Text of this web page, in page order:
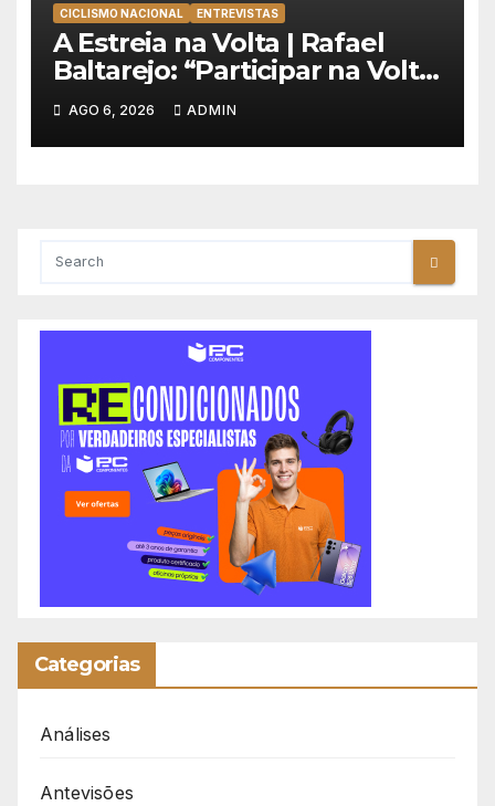
CICLISMO NACIONAL ENTREVISTAS
A Estreia na Volta | Rafael
Baltarejo: “Participar na Volta
a Portugal é o sonho de
qualquer ciclista”
AGO 6, 2026 ADMIN
Categorias
Análises
Antevisões